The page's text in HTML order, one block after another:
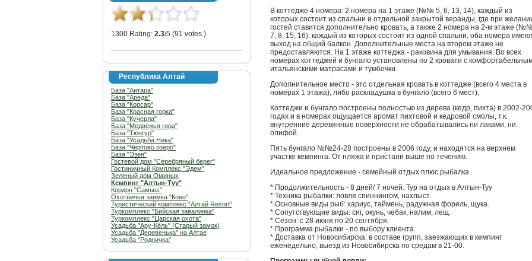
1300 Rating: 2.3/5 (91 votes )
Республика Алтай
База "Антара"
База "Ареда"
База "Корсар"
База "Красная горка"
База "Кучерла"
База "Медвежья гора"
База "Тюнгур"
База "Усадьба Ника"
База "Чертово озеро"
База "Эзен"
Гостевой дом "Серебряный берег"
Гостиничный Комплекс "Эдем"
Зеленый дом Оминых
Кемпинг "Алтын-Туу"
Кордон "Самыш"
Охотничья заимка "Коно"
Туристический комплекс "Алтай Resort"
Туркомплекс "Бийская завалинка"
Туркомплекс "Царская охота"
Усадьба "Ару-Кёль" (Старый замок)
Усадьба "Деревенька" на Алтае
Усадьба "Родничка"
В коттедже 4 номера: 2 номера на 1 этаже (№№ 5, 6, 13, 14), каждый из
которых состоит из спальни и отдельной закрытой веранды, где при
гостей ставится дополнительно кровать, а также 2 номера на 2-м этаже
7, 8, 15, 16), каждый из которых состоит из одной спальни, оба номера
выход на общий балкон. Дополнительные места на втором этаже не
предоставляются. На 1 этаже коттеджа - раковина для умывания. Во всех
номерах коттеджей и бунгало установлены по 2 кровати с
итальянскими матрасами и тумбочки.
Дополнительное место - это отдельная кровать в коттедже (всего 4 места в
номерах 1 этажа), либо раскладушка в бунгало (всего 6 мест).
Коттеджи и бунгало построены полностью из дерева (кедр, пихта) в 2002-
годах и в номерах ощущается аромат пихтовой и кедровой смолы, т.к.
внутренние деревянные поверхности не обрабатывались ни лаками, ни
олифой.
Пять бунгало №№24-28 построены в 2006 году, и находятся на верхнем
участке кемпинга. От пляжа и пристани выше по течению.
Идеальное предложение - семейный отдых плюс рыбалка
* Продолжительность - 8 дней/ 7 ночей. Тур на отдых в Алтын-Туу
* Техника рыбалки: ловля спиннингом, нахлыст.
* Основные виды рыб: хариус, таймень, радужная форель, щука.
* Сопутствующие виды: сиг, окунь, чебак, налим, лещ.
* Сезон: с 28 июня по 20 сентября.
* Программа рыбалки - по выбору клиента.
* Доставка от Новосибирска: в составе групп, заезжающих в кемпинг
еженедельно, выезд из Новосибирска по средам в 21-00.